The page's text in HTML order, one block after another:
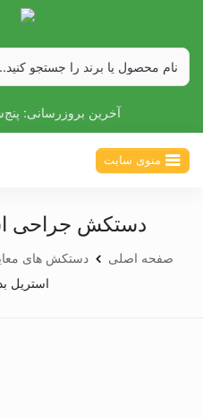
آخرین بروزرسانی:
منوی سایت
دستکش جراحی
صفحه اصلی دستکش های
استریل